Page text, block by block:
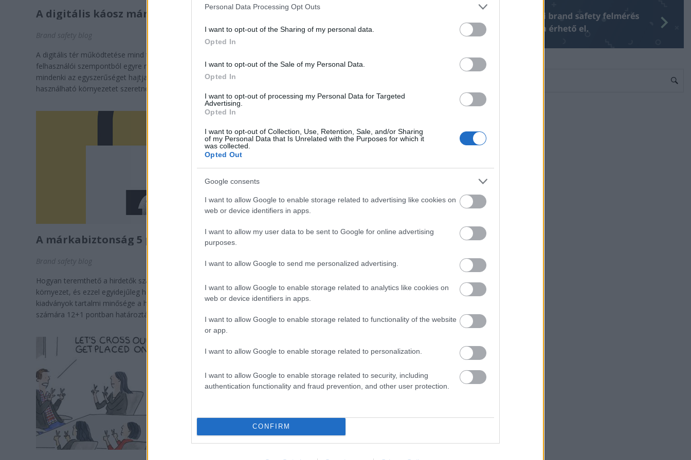
Personal Data Processing Opt Outs
I want to opt-out of the Sharing of my personal data.
Opted In
I want to opt-out of the Sale of my Personal Data.
Opted In
I want to opt-out of processing my Personal Data for Targeted
Advertising.
Opted In
I want to opt-out of Collection, Use, Retention, Sale, and/or Sharing
of my Personal Data that Is Unrelated with the Purposes for which it
was collected.
Opted Out
Google consents
I want to allow Google to enable storage related to advertising like cookies on
web or device identifiers in apps.
I want to allow my user data to be sent to Google for online advertising
purposes.
I want to allow Google to send me personalized advertising.
I want to allow Google to enable storage related to analytics like cookies on
web or device identifiers in apps.
I want to allow Google to enable storage related to functionality of the website
or app.
I want to allow Google to enable storage related to personalization.
I want to allow Google to enable storage related to security, including
authentication functionality and fraud prevention, and other user protection.
CONFIRM
A digitális káosz már itt van
Brand safety blog
A digitális tér működtetése mind tartalomgyártói, mind pedig
felhasználói szempontból egyre nehezebb, miközben
mindenki az egyszerűséget hajtja, a userek egyszerűen jól
Tiltólistára kerülő hirdetők
Brand safety blog
eszközökkel tehetünk rendet? Kiadványok márkavédelme A
A márkabiztonság 5 pontja
Brand safety blog
Hogyan teremthető a hirdetők számára biztonságos tartalmi
környezet, és ezzel egyidejűleg hogyan terjeszthető ki a
kiadványok tartalmi minősége a hirdetésekre is? A hirdetők
számára 12+1 pontban határozták meg a kerülendő ...
A brand safety egy biztosítás, ahol a
Incze Kingával, a Whitereport mediabrowser megalkotójával
készített interjút a Napi.hu a februárban publikált első hazai
brand safety felméréssel kapcsolatban. A beszélgetésben a
brand safety kihívásai...